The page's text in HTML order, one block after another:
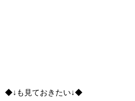
◆↓も見ておきたい↓◆